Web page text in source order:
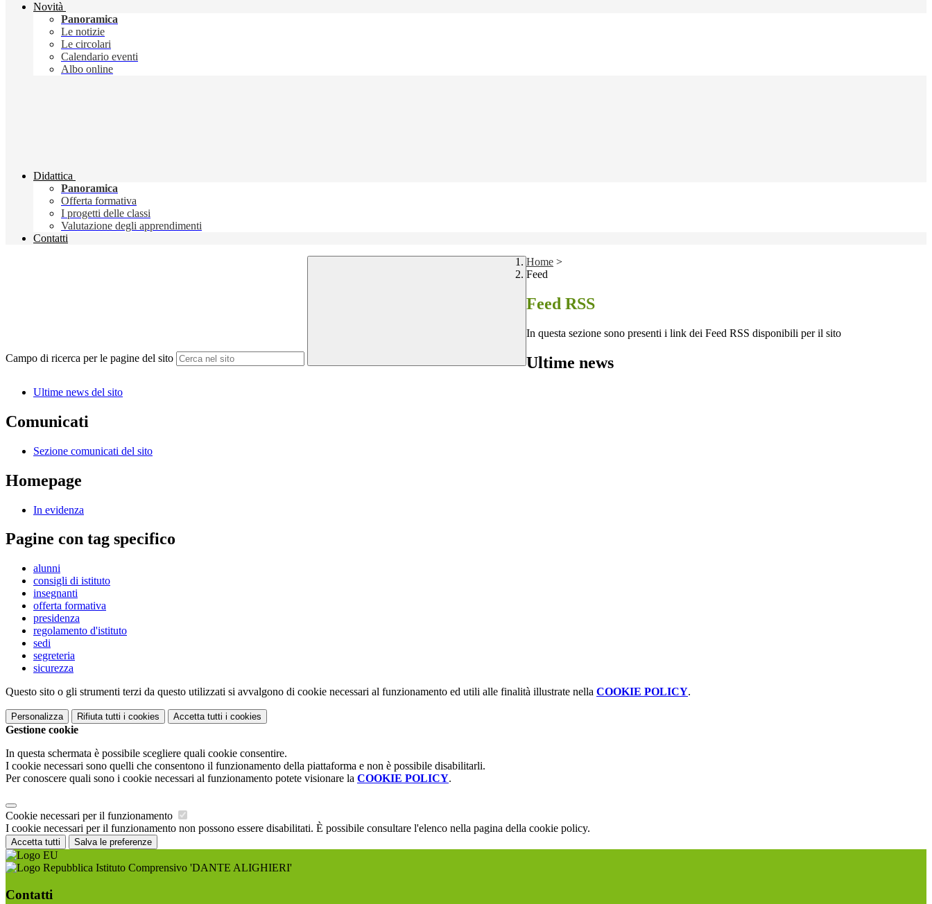
Novità
Panoramica
Le notizie
Le circolari
Calendario eventi
Albo online
Didattica
Panoramica
Offerta formativa
I progetti delle classi
Valutazione degli apprendimenti
Contatti
Campo di ricerca per le pagine del sito
Home >
Feed
Feed RSS
In questa sezione sono presenti i link dei Feed RSS disponibili per il sito
Ultime news
Ultime news del sito
Comunicati
Sezione comunicati del sito
Homepage
In evidenza
Pagine con tag specifico
alunni
consigli di istituto
insegnanti
offerta formativa
presidenza
regolamento d'istituto
sedi
segreteria
sicurezza
Questo sito o gli strumenti terzi da questo utilizzati si avvalgono di cookie necessari al funzionamento ed utili alle finalità illustrate nella COOKIE POLICY.
Personalizza Rifiuta tutti i cookies Accetta tutti i cookies
Gestione cookie
In questa schermata è possibile scegliere quali cookie consentire.
I cookie necessari sono quelli che consentono il funzionamento della piattaforma e non è possibile disabilitarli.
Per conoscere quali sono i cookie necessari al funzionamento potete visionare la COOKIE POLICY.
Cookie necessari per il funzionamento
I cookie necessari per il funzionamento non possono essere disabilitati. È possibile consultare l'elenco nella pagina della cookie policy.
Accetta tutti Salva le preferenze
Istituto Comprensivo 'DANTE ALIGHIERI'
Contatti